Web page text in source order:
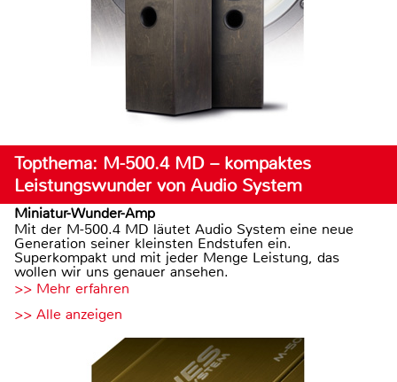
Topthema: M-500.4 MD – kompaktes
Leistungswunder von Audio System
Miniatur-Wunder-Amp
Mit der M-500.4 MD läutet Audio System eine neue
Generation seiner kleinsten Endstufen ein.
Superkompakt und mit jeder Menge Leistung, das
wollen wir uns genauer ansehen.
>> Mehr erfahren
>> Alle anzeigen